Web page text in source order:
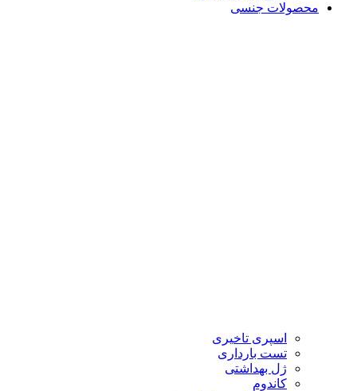
محصولات جنسی
اسپری تاخیری
تست بارداری
ژل بهداشتی
کاندوم